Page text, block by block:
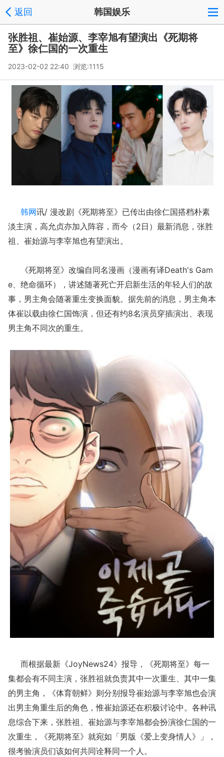
返回 韩国娱乐
张胜祖、崔始源、李宰旭有望演出《死期将
至》徐仁国的一次重生
2023-02-02 22:40 浏览:1115
韩网讯/ 漫改剧《死期将至》已传出由‎徐仁国搭档朴素
淡主演，‎高允贞亦加入阵容，而今（2日）最新消息，张胜
祖、崔始源与李宰旭也有望演出。
《死期将至》改编自同名漫画（漫画有译Death's Gam
e、绝命循环），讲述随著死亡开启新生活的年轻人们的故
事，男主角会随著重生变换面貌。据先前的消息，男主角本
体崔以载由徐仁国饰演，但还有约8名演员穿插演出、表现
男主角不同次的重生。
而根据最新《JoyNews24》报导，《死期将至》每一
集都会有不同主演，张胜祖就负责其中一次重生、其中一集
的男主角，《体育朝鲜》则分别报导崔始源与李宰旭也会演
出男主角重生后的角色，惟崔始源还在积极讨论中。各种讯
息综合下来，张胜祖、崔始源与李宰旭都会扮演徐仁国的一
次重生，《死期将至》就宛如「男版《爱上变身情人》」，
很考验演员们该如何共同诠释同一个人。